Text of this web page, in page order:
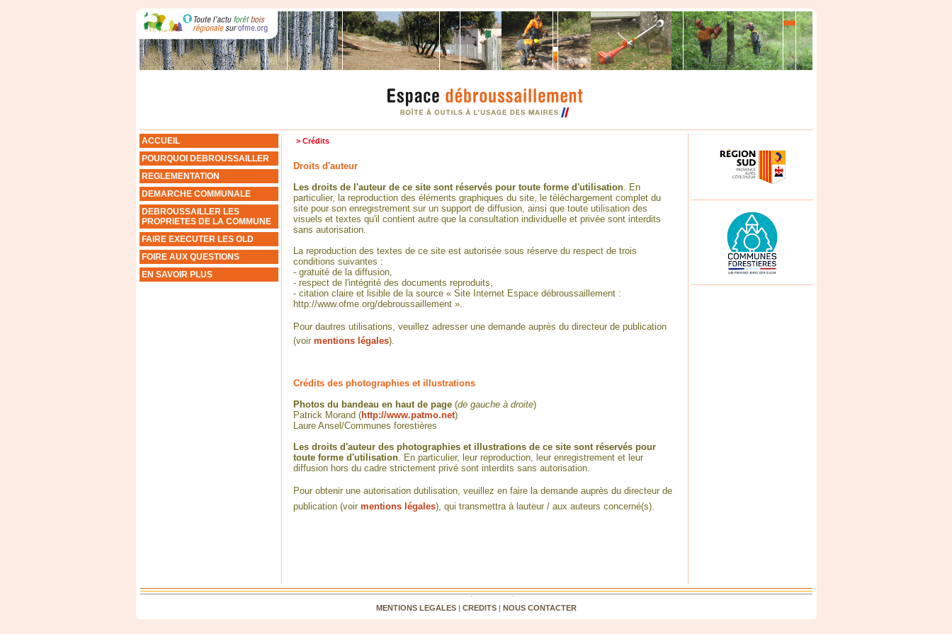
ACCUEIL
POURQUOI DEBROUSSAILLER
REGLEMENTATION
DEMARCHE COMMUNALE
DEBROUSSAILLER LES
PROPRIETES DE LA COMMUNE
FAIRE EXECUTER LES OLD
FOIRE AUX QUESTIONS
EN SAVOIR PLUS
> Crédits
Droits d'auteur
Les droits de l'auteur de ce site sont réservés pour toute forme d'utilisation. En
particulier, la reproduction des éléments graphiques du site, le téléchargement complet du
site pour son enregistrement sur un support de diffusion, ainsi que toute utilisation des
visuels et textes qu'il contient autre que la consultation individuelle et privée sont interdits
sans autorisation.
La reproduction des textes de ce site est autorisée sous réserve du respect de trois
conditions suivantes :
- gratuité de la diffusion,
- respect de l'intégrité des documents reproduits,
- citation claire et lisible de la source « Site Internet Espace débroussaillement :
http://www.ofme.org/debroussaillement ».
Pour dautres utilisations, veuillez adresser une demande auprès du directeur de publication
(voir mentions légales).
Crédits des photographies et illustrations
Photos du bandeau en haut de page(de gauche à droite)
Patrick Morand (http://www.patmo.net)
Laure Ansel/Communes forestières
Les droits d'auteur des photographies et illustrations de ce site sont réservés pour
toute forme d'utilisation. En particulier, leur reproduction, leur enregistrement et leur
diffusion hors du cadre strictement privé sont interdits sans autorisation.
Pour obtenir une autorisation dutilisation, veuillez en faire la demande auprès du directeur de
publication (voir mentions légales), qui transmettra à lauteur / aux auteurs concerné(s).
MENTIONS LEGALES| CREDITS| NOUS CONTACTER